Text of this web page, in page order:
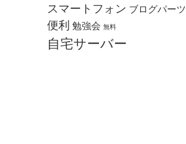
スマートフォン ブログパーツ
便利 勉強会 無料
自宅サーバー